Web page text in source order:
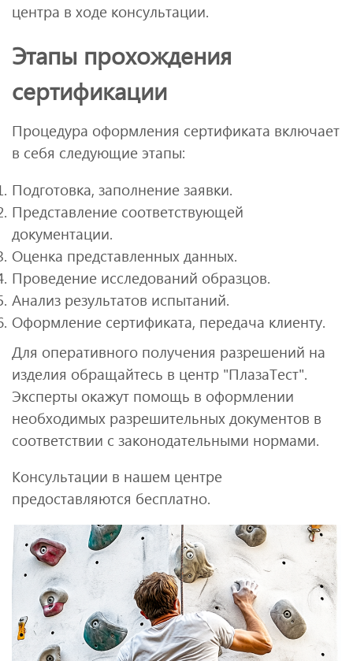
центра в ходе консультации.
Этапы прохождения
сертификации
Процедура оформления сертификата включает
в себя следующие этапы:
Подготовка, заполнение заявки.
Представление соответствующей
документации.
Оценка представленных данных.
Проведение исследований образцов.
Анализ результатов испытаний.
Оформление сертификата, передача клиенту.
Для оперативного получения разрешений на
изделия обращайтесь в центр "ПлазаТест".
Эксперты окажут помощь в оформлении
необходимых разрешительных документов в
соответствии с законодательными нормами.
Консультации в нашем центре
предоставляются бесплатно.